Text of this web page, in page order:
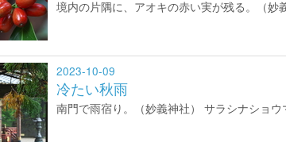
境内の片隅に、アオキの赤い実が残る。（
2023-10-09
冷たい秋雨
南門で雨宿り。（妙義神社） サラシナショ